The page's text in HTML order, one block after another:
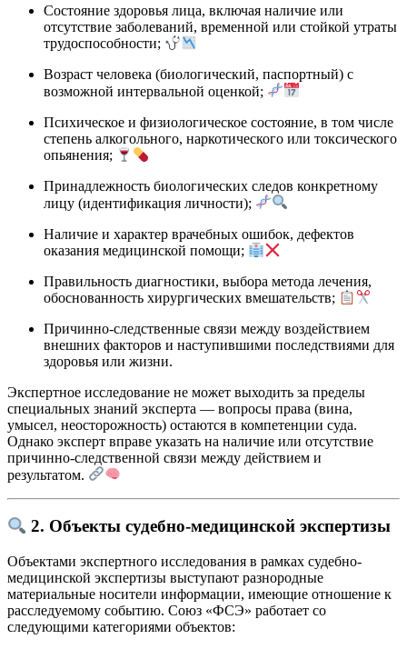
Состояние здоровья лица, включая наличие или
отсутствие заболеваний, временной или стойкой утраты
трудоспособности;
Возраст человека (биологический, паспортный) с
возможной интервальной оценкой;
Психическое и физиологическое состояние, в том числе
степень алкогольного, наркотического или токсического
опьянения;
Принадлежность биологических следов конкретному
лицу (идентификация личности);
Наличие и характер врачебных ошибок, дефектов
оказания медицинской помощи;
Правильность диагностики, выбора метода лечения,
обоснованность хирургических вмешательств;
Причинно-следственные связи между воздействием
внешних факторов и наступившими последствиями для
здоровья или жизни.
Экспертное исследование не может выходить за пределы
специальных знаний эксперта — вопросы права (вина,
умысел, неосторожность) остаются в компетенции суда.
Однако эксперт вправе указать на наличие или отсутствие
причинно-следственной связи между действием и
результатом.
2. Объекты судебно-медицинской экспертизы
Объектами экспертного исследования в рамках судебно-
медицинской экспертизы выступают разнородные
материальные носители информации, имеющие отношение к
расследуемому событию. Союз «ФСЭ» работает со
следующими категориями объектов: